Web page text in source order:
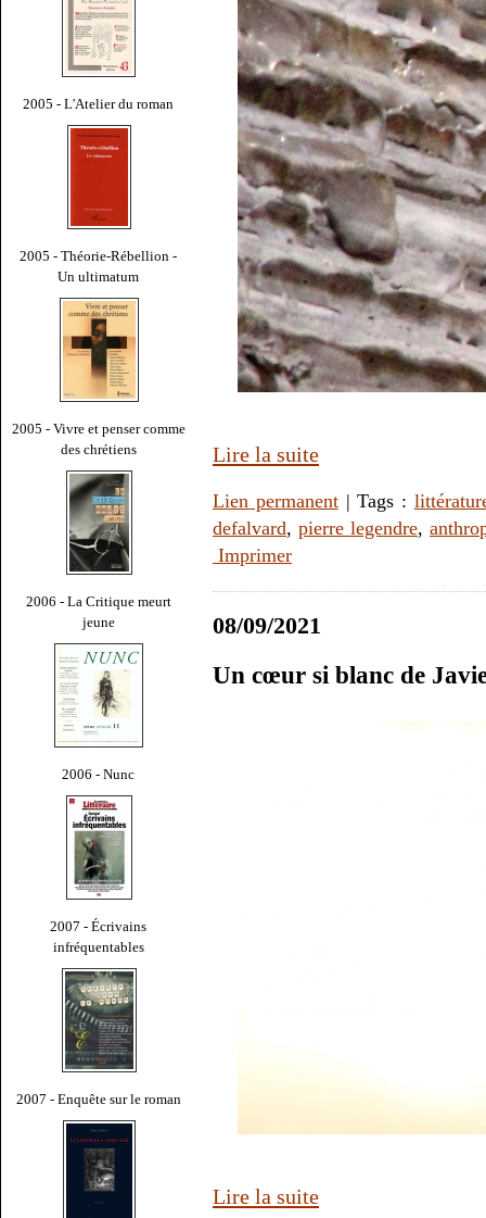
2005 - L'Atelier du roman
2005 - Théorie-Rébellion -
Un ultimatum
2005 - Vivre et penser comme
des chrétiens
2006 - La Critique meurt
jeune
2006 - Nunc
2007 - Écrivains
infréquentables
2007 - Enquête sur le roman
Lire la suite
Lien permanent| Tags :
defalvard, pierre legendre,
Imprimer
08/09/2021
Un cœur si blanc de
Lire la suite